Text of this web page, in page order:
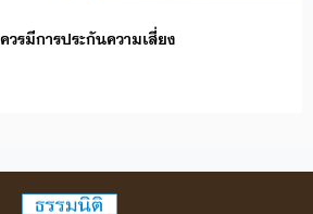
วรมีการประกันความเสี่ยง